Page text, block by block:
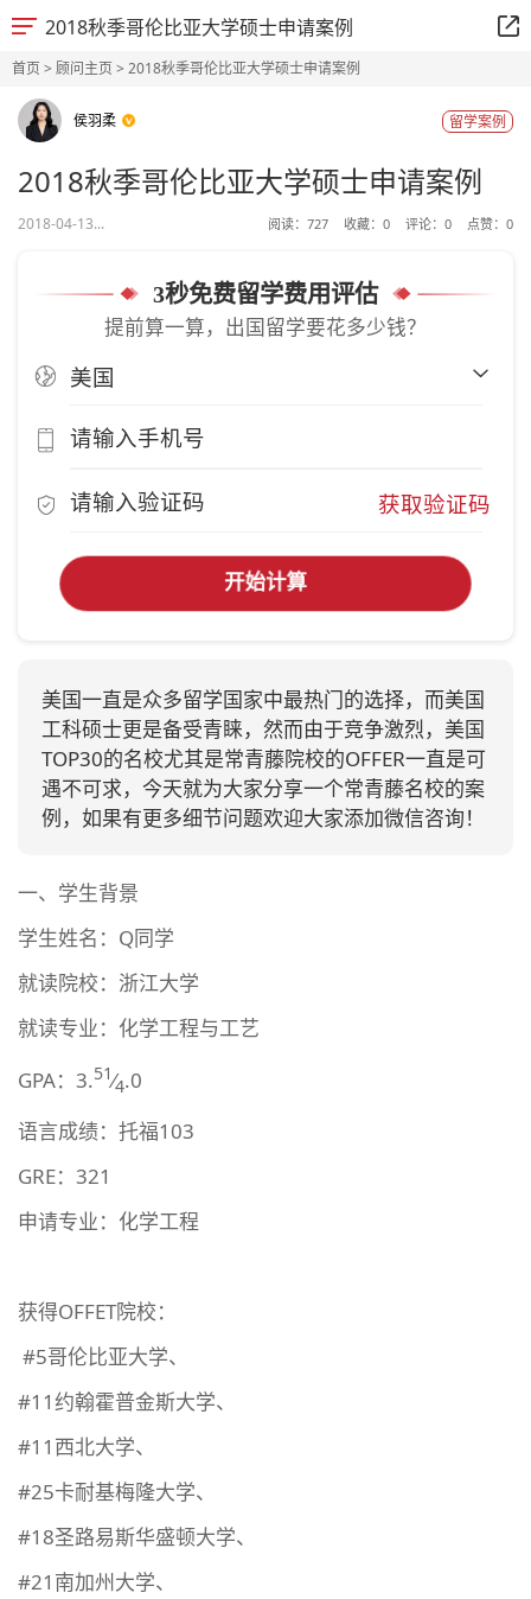
2018秋季哥伦比亚大学硕士申请案例
首页> 顾问主页> 2018秋季哥伦比亚大学硕士申请案例
侯羽柔 留学案例
2018秋季哥伦比亚大学硕士申请案例
2018-04-13... 阅读： 727 收藏： 0 评论： 0 点赞： 0
3秒免费留学费用评估
提前算一算，出国留学要花多少钱？
获取验证码
开始计算
美国一直是众多留学国家中最热门的选择，而美国
工科硕士更是备受青睐，然而由于竞争激烈，美国
TOP30的名校尤其是常青藤院校的OFFER一直是可
遇不可求，今天就为大家分享一个常青藤名校的案
例，如果有更多细节问题欢迎大家添加微信咨询！
一、学生背景
学生姓名：Q同学
就读院校：浙江大学
就读专业：化学工程与工艺
GPA：3.51⁄4.0
语言成绩：托福103
GRE：321
申请专业：化学工程
获得OFFET院校：
#5哥伦比亚大学、
#11约翰霍普金斯大学、
#11西北大学、
#25卡耐基梅隆大学、
#18圣路易斯华盛顿大学、
#21南加州大学、